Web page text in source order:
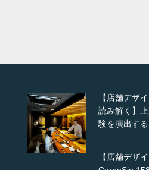
【店舗デザ
読み解く】
験を演出す
【店舗デザ